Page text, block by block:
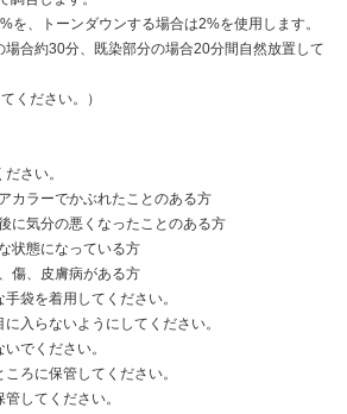
を、トーンダウンする場合は2%を使用します。
合約30分、既染部分の場合20分間自然放置して
ください。）
さい。
カラーでかぶれたことのある方
に気分の悪くなったことのある方
状態になっている方
傷、皮膚病がある方
袋を着用してください。
入らないようにしてください。
でください。
ろに保管してください。
してください。